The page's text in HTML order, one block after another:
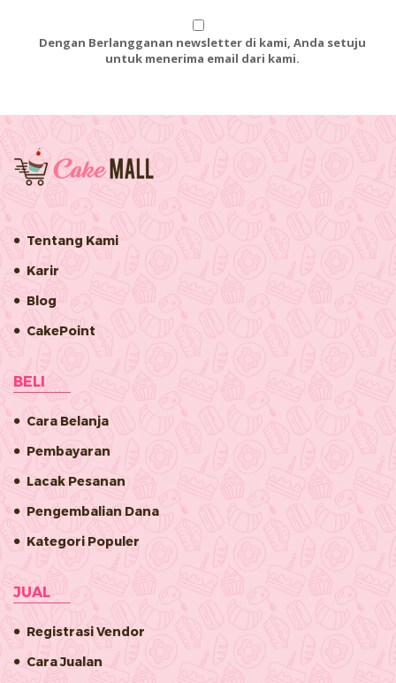
Dengan Berlangganan newsletter di kami, Anda setuju
untuk menerima email dari kami.
Tentang Kami
Karir
Blog
CakePoint
BELI
Cara Belanja
Pembayaran
Lacak Pesanan
Pengembalian Dana
Kategori Populer
JUAL
Registrasi Vendor
Cara Jualan